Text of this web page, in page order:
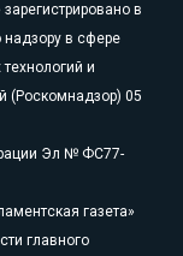
в
в сфере
и
(Роскомнадзор) 05
Эл № ФС77-
газета»
главного